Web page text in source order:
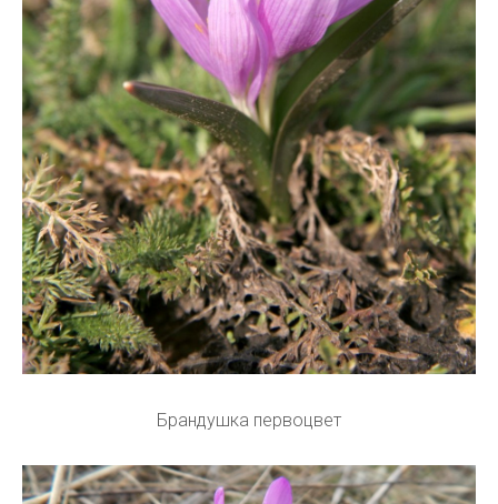
Брандушка первоцвет